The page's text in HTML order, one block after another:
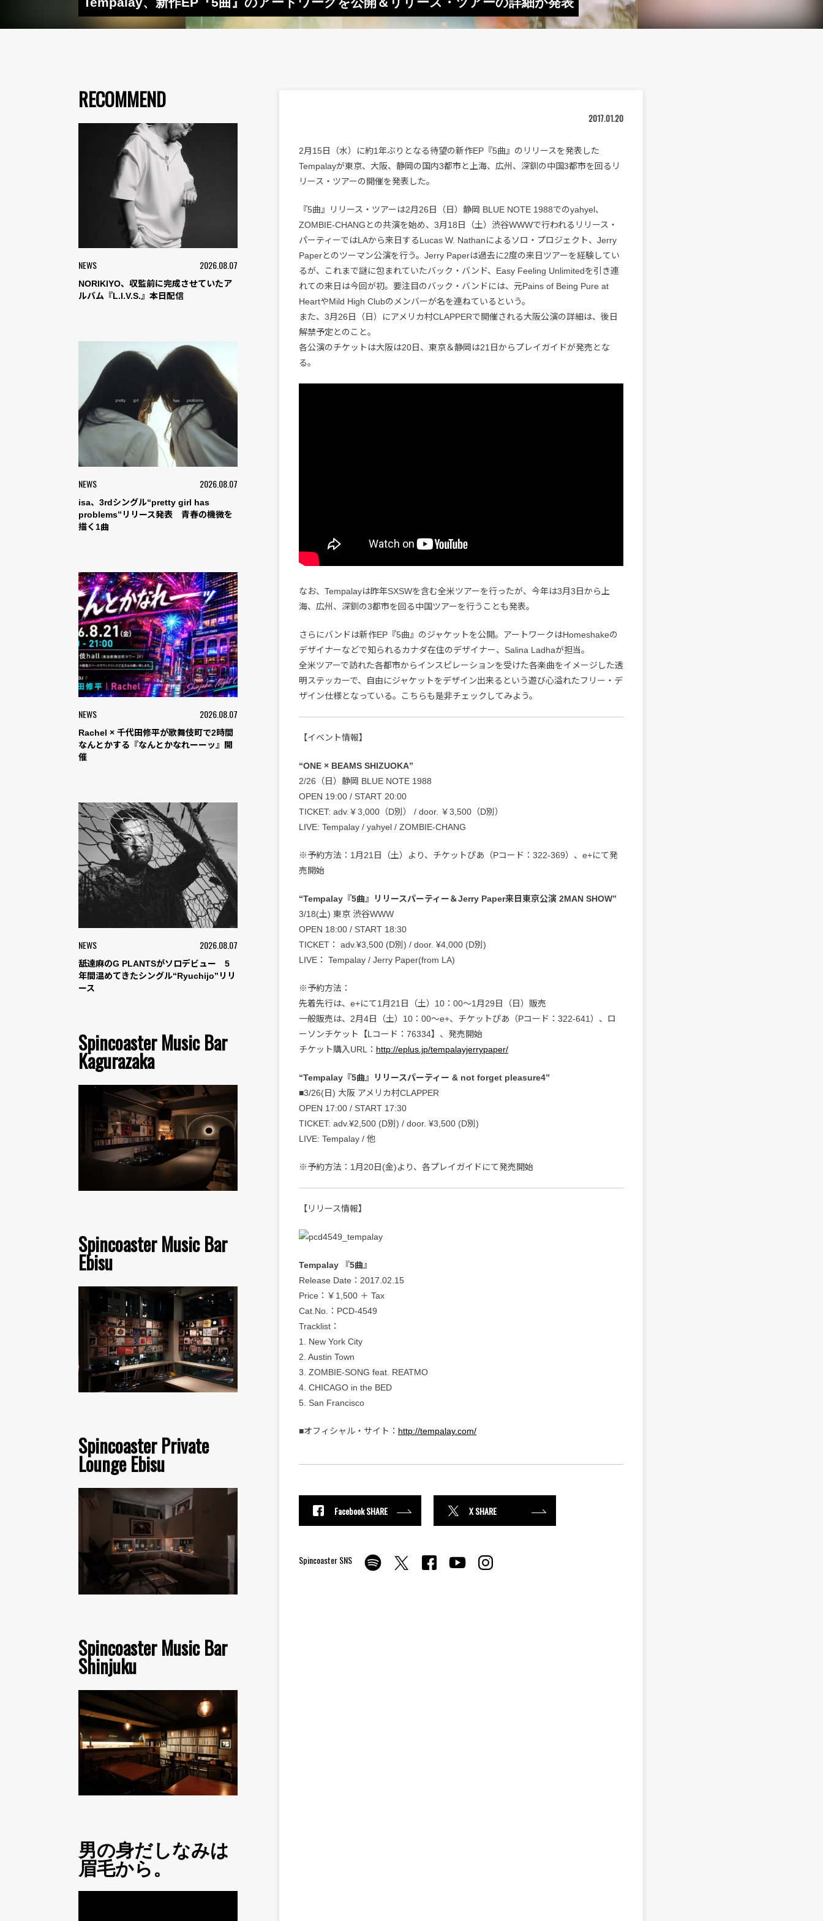
RECOMMEND
NEWS 2026.08.07
NORIKIYO、収監前に完成させていたア
ルバム『L.I.V.S.』本日配信
NEWS 2026.08.07
isa、3rdシングル“pretty girl has
problems”リリース発表 青春の機微を
描く1曲
NEWS 2026.08.07
Rachel × 千代田修平が歌舞伎町で2時間
なんとかする『なんとかなれーーッ』開
催
NEWS 2026.08.07
舐達麻のG PLANTSがソロデビュー 5
年間温めてきたシングル“Ryuchijo”リリ
ース
Spincoaster Music Bar
Kagurazaka
Spincoaster Music Bar
Ebisu
Spincoaster Private
Lounge Ebisu
Spincoaster Music Bar
Shinjuku
男の身だしなみは
眉毛から。
2017.01.20
​2月15日（水）に約1年ぶりとなる待望の新作EP『5曲』のリリースを発表した
Tempalayが東京、大阪、静岡の国内3都市と上海、広州、深釧の中国3都市を回るリ
リース・ツアーの開催を発表した。
『5曲』リリース・ツアーは2月26日（日）静岡 BLUE NOTE 1988でのyahyel、
ZOMBIE-CHANGとの共演を始め、3月18日（土）渋谷WWWで行われるリリース・
パーティーではLAから来日するLucas W. Nathanによるソロ・プロジェクト、Jerry
Paperとのツーマン公演を行う。Jerry Paperは過去に2度の来日ツアーを経験してい
るが、これまで謎に包まれていたバック・バンド、Easy Feeling Unlimitedを引き連
れての来日は今回が初。要注目のバック・バンドには、元Pains of Being Pure at
HeartやMild High Clubのメンバーが名を連ねているという。
また、3月26日（日）にアメリカ村CLAPPERで開催される大阪公演の詳細は、後日
解禁予定とのこと。
各公演のチケットは大阪は20日、東京＆静岡は21日からプレイガイドが発売とな
る。
なお、Tempalayは昨年SXSWを含む全米ツアーを行ったが、今年は3月3日から上
海、広州、深釧の3都市を回る中国ツアーを行うことも発表。
さらにバンドは新作EP『5曲』のジャケットを公開。アートワークはHomeshakeの
デザイナーなどで知られるカナダ在住のデザイナー、Salina Ladhaが担当。
全米ツアーで訪れた各都市からインスピレーションを受けた各楽曲をイメージした透
明ステッカーで、自由にジャケットをデザイン出来るという遊び心溢れたフリー・デ
ザイン仕様となっている。こちらも是非チェックしてみよう。
【イベント情報】
“ONE × BEAMS SHIZUOKA”
2/26（日）静岡 BLUE NOTE 1988
OPEN 19:00 / START 20:00
TICKET: adv.￥3,000（D別） / door. ￥3,500（D別）
LIVE: Tempalay / yahyel / ZOMBIE-CHANG
※予約方法：1月21日（土）より、チケットぴあ（Pコード：322-369）、e+にて発
売開始
“Tempalay『5曲』リリースパーティー＆Jerry Paper来日東京公演 2MAN SHOW”
3/18(土) 東京 渋谷WWW
OPEN 18:00 / START 18:30
TICKET： adv.¥3,500 (D別) / door. ¥4,000 (D別)
LIVE： Tempalay / Jerry Paper(from LA)
※予約方法：
先着先行は、e+にて1月21日（土）10：00～1月29日（日）販売
一般販売は、2月4日（土）10：00～e+、チケットぴあ（Pコード：322-641）、ロ
ーソンチケット【Lコード：76334】、発売開始
チケット購入URL： http://eplus.jp/tempalayjerrypaper/
“Tempalay『5曲』リリースパーティー & not forget pleasure4”
■3/26(日) 大阪 アメリカ村CLAPPER
OPEN 17:00 / START 17:30
TICKET: adv.¥2,500 (D別) / door. ¥3,500 (D別)
LIVE: Tempalay / 他
※予約方法：1月20日(金)より、各プレイガイドにて発売開始
【リリース情報】
Tempalay 『5曲』
Release Date：2017.02.15
Price：￥1,500 ＋ Tax
Cat.No.：PCD-4549
Tracklist：
1. New York City
2. Austin Town
3. ZOMBIE-SONG feat. REATMO
4. CHICAGO in the BED
5. San Francisco
■オフィシャル・サイト： http://tempalay.com/
Facebook SHARE X SHARE
Spincoaster SNS